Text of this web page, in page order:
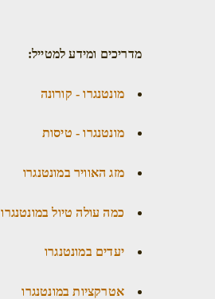
מדריכים ומידע למטייל:
מונטנגרו - קורונה
מונטנגרו - טיסות
מזג האוויר במונטנגרו
כמה עולה טיול במונטנגרו
יעדים במונטנגרו
אטרקציות במונטנגרו